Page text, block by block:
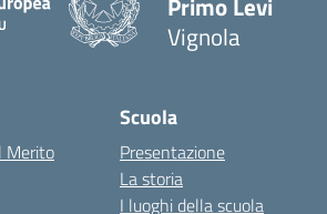
Vignola
Merito
Scuola
Presentazione
La storia
I luoghi della scuola